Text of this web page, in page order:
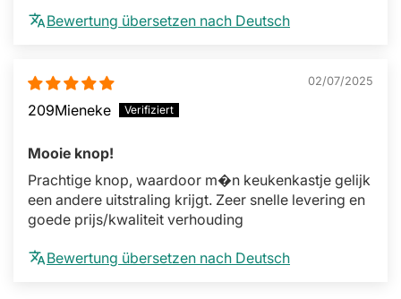
Bewertung übersetzen nach Deutsch
02/07/2025
209Mieneke
Mooie knop!
Prachtige knop, waardoor m�n keukenkastje gelijk
een andere uitstraling krijgt. Zeer snelle levering en
goede prijs/kwaliteit verhouding
Bewertung übersetzen nach Deutsch